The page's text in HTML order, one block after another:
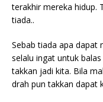
terakhir mereka hidup.
tiada..
Sebab tiada apa dapat
selalu ingat untuk
takkan jadi kita. Bila
drah pun takkan dapat